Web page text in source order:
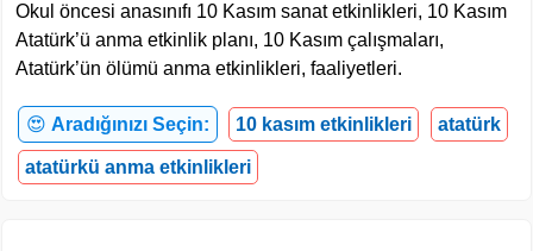
Okul öncesi anasınıfı 10 Kasım sanat etkinlikleri, 10 Kasım
Atatürk’ü anma etkinlik planı, 10 Kasım çalışmaları,
Atatürk’ün ölümü anma etkinlikleri, faaliyetleri.
😍 Aradığınızı Seçin: 10 kasım etkinlikleri atatürk
atatürkü anma etkinlikleri